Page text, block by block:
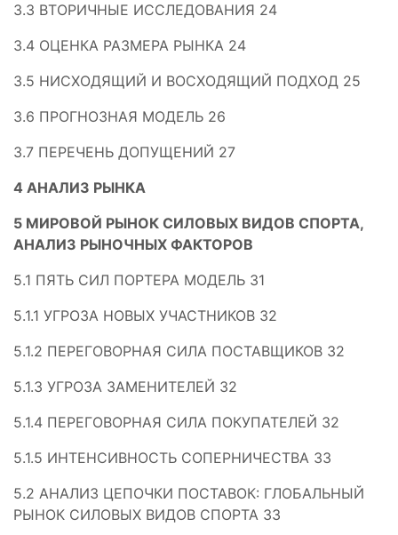
3.3 ВТОРИЧНЫЕ ИССЛЕДОВАНИЯ 24
3.4 ОЦЕНКА РАЗМЕРА РЫНКА 24
3.5 НИСХОДЯЩИЙ И ВОСХОДЯЩИЙ ПОДХОД 25
3.6 ПРОГНОЗНАЯ МОДЕЛЬ 26
3.7 ПЕРЕЧЕНЬ ДОПУЩЕНИЙ 27
4 АНАЛИЗ РЫНКА
5 МИРОВОЙ РЫНОК СИЛОВЫХ ВИДОВ СПОРТА,
АНАЛИЗ РЫНОЧНЫХ ФАКТОРОВ
5.1 ПЯТЬ СИЛ ПОРТЕРА МОДЕЛЬ 31
5.1.1 УГРОЗА НОВЫХ УЧАСТНИКОВ 32
5.1.2 ПЕРЕГОВОРНАЯ СИЛА ПОСТАВЩИКОВ 32
5.1.3 УГРОЗА ЗАМЕНИТЕЛЕЙ 32
5.1.4 ПЕРЕГОВОРНАЯ СИЛА ПОКУПАТЕЛЕЙ 32
5.1.5 ИНТЕНСИВНОСТЬ СОПЕРНИЧЕСТВА 33
5.2 АНАЛИЗ ЦЕПОЧКИ ПОСТАВОК: ГЛОБАЛЬНЫЙ
РЫНОК СИЛОВЫХ ВИДОВ СПОРТА 33